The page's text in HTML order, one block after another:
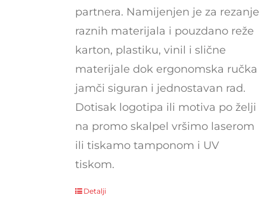
partnera. Namijenjen je za rezanje
raznih materijala i pouzdano reže
karton, plastiku, vinil i slične
materijale dok ergonomska ručka
jamči siguran i jednostavan rad.
Dotisak logotipa ili motiva po želji
na promo skalpel vršimo laserom
ili tiskamo tamponom i UV
tiskom.
Detalji